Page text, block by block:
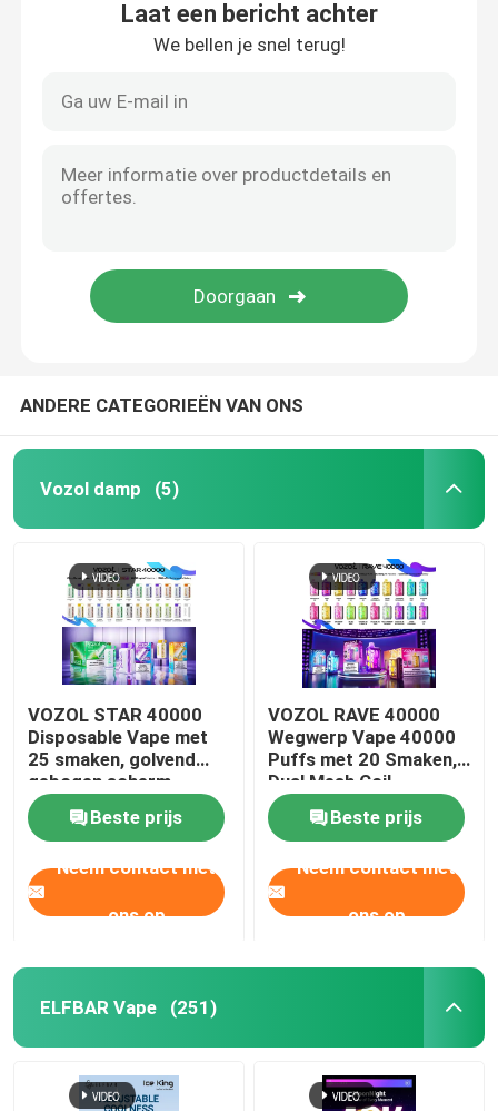
Laat een bericht achter
We bellen je snel terug!
ANDERE CATEGORIEËN VAN ONS
Vozol damp (5)
VOZOL STAR 40000
Disposable Vape met
25 smaken, golvend
gebogen scherm,
dubbele mesh coil,
1000mAh oplaadbare
batterij
Beste prijs
Neem contact met
ons op
VOZOL RAVE 40000
Wegwerp Vape 40000
Puffs met 20 Smaken,
Dual Mesh Coil,
1000mAh Oplaadbare
BatterijBeste prijs
Neem contact met
ons op
ELFBAR Vape (251)